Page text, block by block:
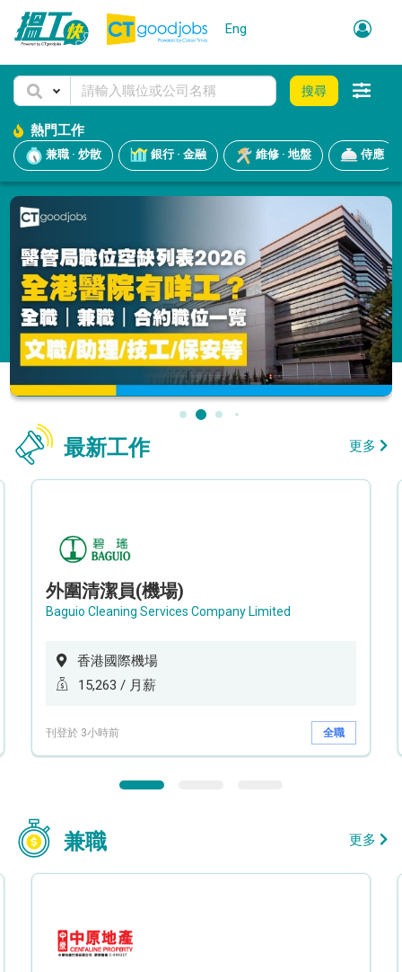
Eng
搜尋
熱門工作
兼職 · 炒散 銀行 · 金融 維修 · 地盤 侍應
最新工作 更多
外圍清潔員(機場)
Baguio Cleaning Services Company Limited
香港國際機場
15,263 / 月薪
刊登於 3小時前 全職
兼職 更多